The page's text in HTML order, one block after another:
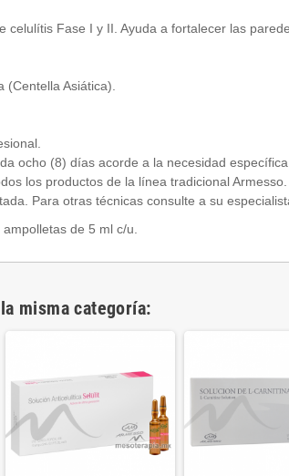
celulítis Fase I y II. Ayuda a fortalecer las
(Centella Asiática).
ocho (8) días acorde a la necesidad específica
los productos de la línea tradicional Armesso.
Para otras técnicas consulte a su
de 5 ml c/u.
misma categoría: